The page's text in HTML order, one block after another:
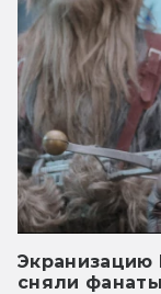
сняли